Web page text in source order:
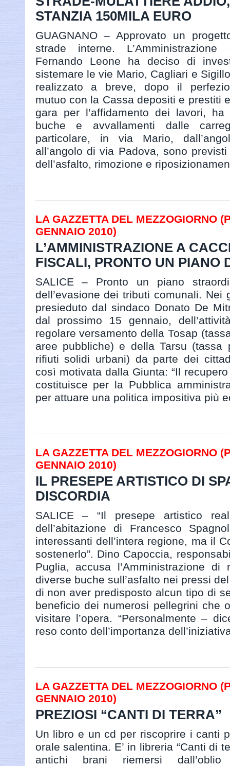
STANZIA 150MILA EURO
GUAGNANO – Approvato un
strade interne.
Fernando Leone ha deciso di
sistemare le vie Mario, Cagliari e
realizzato a breve, dopo il
mutuo con la Cassa depositi e prestiti
gara per l’affidamento dei lavori, ha
buche e avvallamenti dalle
particolare, in via Mario,
all’angolo di via Padova, sono
dell’asfalto, rimozione e
LA GAZZETTA DEL MEZZOGIORNO
GENNAIO 2010)
L’AMMINISTRAZIONE A
FISCALI, PRONTO UN PIANO
SALICE – Pronto un piano
dell’evasione dei tributi comunali. Nei
presieduto dal sindaco Donato De
dal prossimo 15 gennaio,
regolare versamento della Tosap
aree pubbliche) e della Tarsu (tassa
rifiuti solidi urbani) da parte dei
così motivata dalla Giunta: “Il
costituisce per la Pubblica
per attuare una politica impositiva più
LA GAZZETTA DEL MEZZOGIORNO
GENNAIO 2010)
IL PRESEPE ARTISTICO DI
DISCORDIA
SALICE – “Il presepe artistico
dell’abitazione di Francesco
interessanti dell’intera regione, ma il
sostenerlo”. Dino Capoccia,
Puglia, accusa l’Amministrazione
diverse buche sull’asfalto nei pressi
di non aver predisposto alcun tipo di
beneficio dei numerosi pellegrini che
visitare l’opera. “Personalmente –
reso conto dell’importanza
LA GAZZETTA DEL MEZZOGIORNO
GENNAIO 2010)
PREZIOSI “CANTI DI TERRA”
Un libro e un cd per riscoprire i canti
orale salentina. E’ in libreria “Canti di
antichi brani riemersi